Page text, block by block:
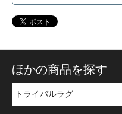
ほかの商品を探す